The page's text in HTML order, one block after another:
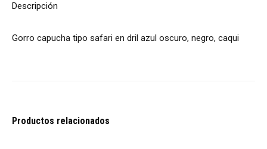
Descripción
Gorro capucha tipo safari en dril azul oscuro, negro, caqui
Productos relacionados